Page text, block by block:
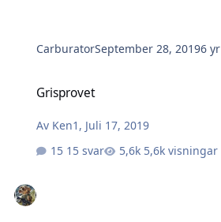
CarburatorSeptember 28, 20196 yr
Grisprovet
Av Ken1 , Juli 17, 2019
15 svar
5,6k visningar